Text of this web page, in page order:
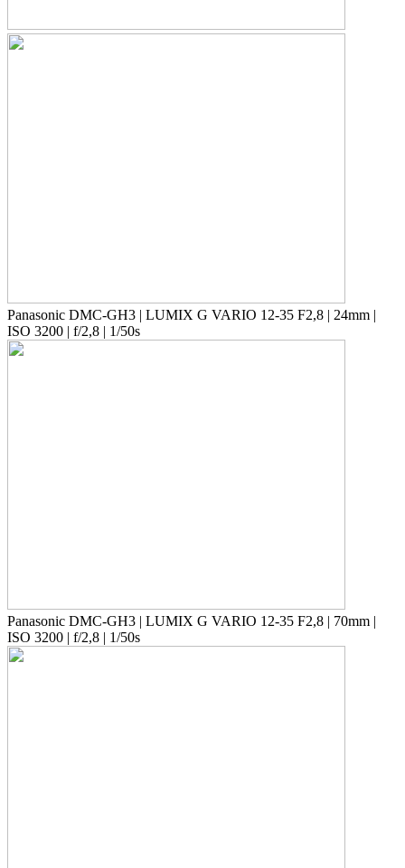
Panasonic DMC-GH3 | LUMIX G VARIO 12-35 F2,8 | 24mm |
ISO 3200 | f/2,8 | 1/50s
Panasonic DMC-GH3 | LUMIX G VARIO 12-35 F2,8 | 70mm |
ISO 3200 | f/2,8 | 1/50s